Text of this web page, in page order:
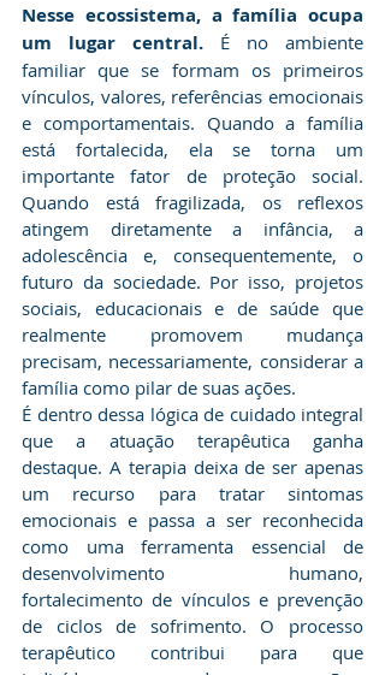
​Nesse ecossistema, a família ocupa
um lugar central. É no ambiente
familiar que se formam os primeiros
vínculos, valores, referências emocionais
e comportamentais. Quando a família
está fortalecida, ela se torna um
importante fator de proteção social.
Quando está fragilizada, os reflexos
atingem diretamente a infância, a
adolescência e, consequentemente, o
futuro da sociedade. Por isso, projetos
sociais, educacionais e de saúde que
realmente promovem mudança
precisam, necessariamente, considerar a
família como pilar de suas ações.
​É dentro dessa lógica de cuidado integral
que a atuação terapêutica ganha
destaque. A terapia deixa de ser apenas
um recurso para tratar sintomas
emocionais e passa a ser reconhecida
como uma ferramenta essencial de
desenvolvimento humano,
fortalecimento de vínculos e prevenção
de ciclos de sofrimento. O processo
terapêutico contribui para que